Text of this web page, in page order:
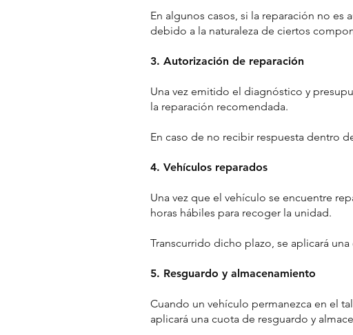
En algunos casos, si la reparación no
debido a la naturaleza de ciertos
3. Autorización de reparación
Una vez emitido el diagnóstico y
la reparación recomendada.
En caso de no recibir respuesta dentro
4. Vehículos reparados
Una vez que el vehículo se encuentre
horas hábiles para recoger la unidad.
Transcurrido dicho plazo, se aplicará
5. Resguardo y almacenamiento
Cuando un vehículo permanezca en el
aplicará una cuota de resguardo y